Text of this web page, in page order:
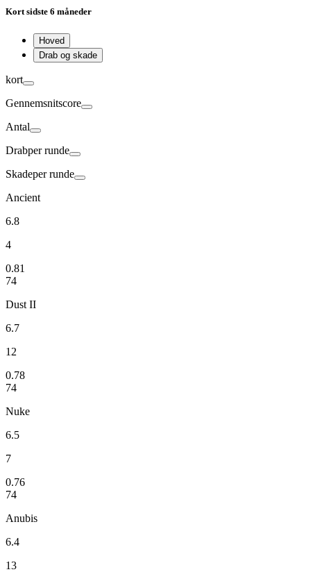
Kortsidste 6 måneder
Hoved
Drab og skade
kort
Gennemsnitscore
Antal
Drabper runde
Skadeper runde
Ancient
6.8
4
0.81
74
Dust II
6.7
12
0.78
74
Nuke
6.5
7
0.76
74
Anubis
6.4
13